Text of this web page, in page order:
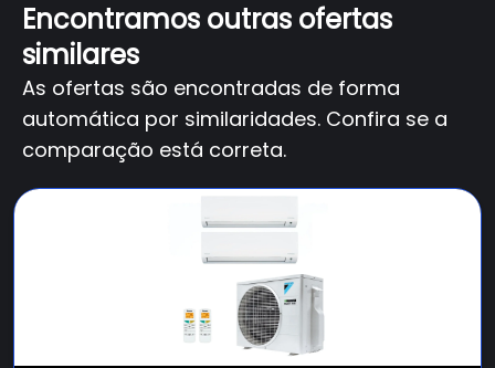
Encontramos outras ofertas
similares
As ofertas são encontradas de forma
automática por similaridades. Confira se a
comparação está correta.